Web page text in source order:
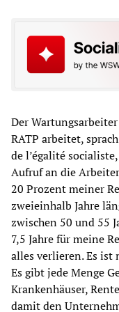
Der
RATP arbeitet,
de l’égalité
Aufruf an die
20 Prozent meiner
zweieinhalb Jahre
zwischen 50 und 55
7,5 Jahre für meine
alles verlieren. Es ist
Es gibt jede Menge
Krankenhäuser,
damit den